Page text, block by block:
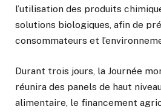
l’utilisation des produits
solutions biologiques, afin de
consommateurs et
Durant trois jours, la Journée
réunira des panels de haut
alimentaire, le financement